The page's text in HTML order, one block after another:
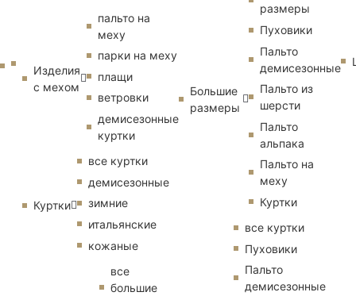
Изделия
с мехом
пальто на
меху
парки на меху
плащи
ветровки
демисезонные
куртки
Куртки
все куртки
демисезонные
зимние
итальянские
кожаные
все
большие
Большие
размеры
размеры
Пуховики
Пальто
демисезонные
Пальто из
шерсти
Пальто
альпака
Пальто на
меху
Куртки
все куртки
Пуховики
Пальто
демисезонные